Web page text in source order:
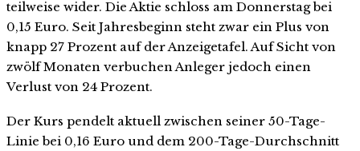
teilweise wider. Die Aktie schloss am Donnerstag bei
0,15 Euro. Seit Jahresbeginn steht zwar ein Plus von
knapp 27 Prozent auf der Anzeigetafel. Auf Sicht von
zwölf Monaten verbuchen Anleger jedoch einen
Verlust von 24 Prozent.
Der Kurs pendelt aktuell zwischen seiner 50-Tage-
Linie bei 0,16 Euro und dem 200-Tage-Durchschnitt